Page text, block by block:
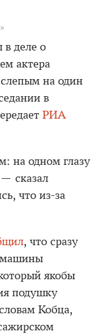
в деле о
актера
на один
в
РИА
на одном глазу
сказал
что из-за
, что сразу
машины
якобы
подушку
Кобца,